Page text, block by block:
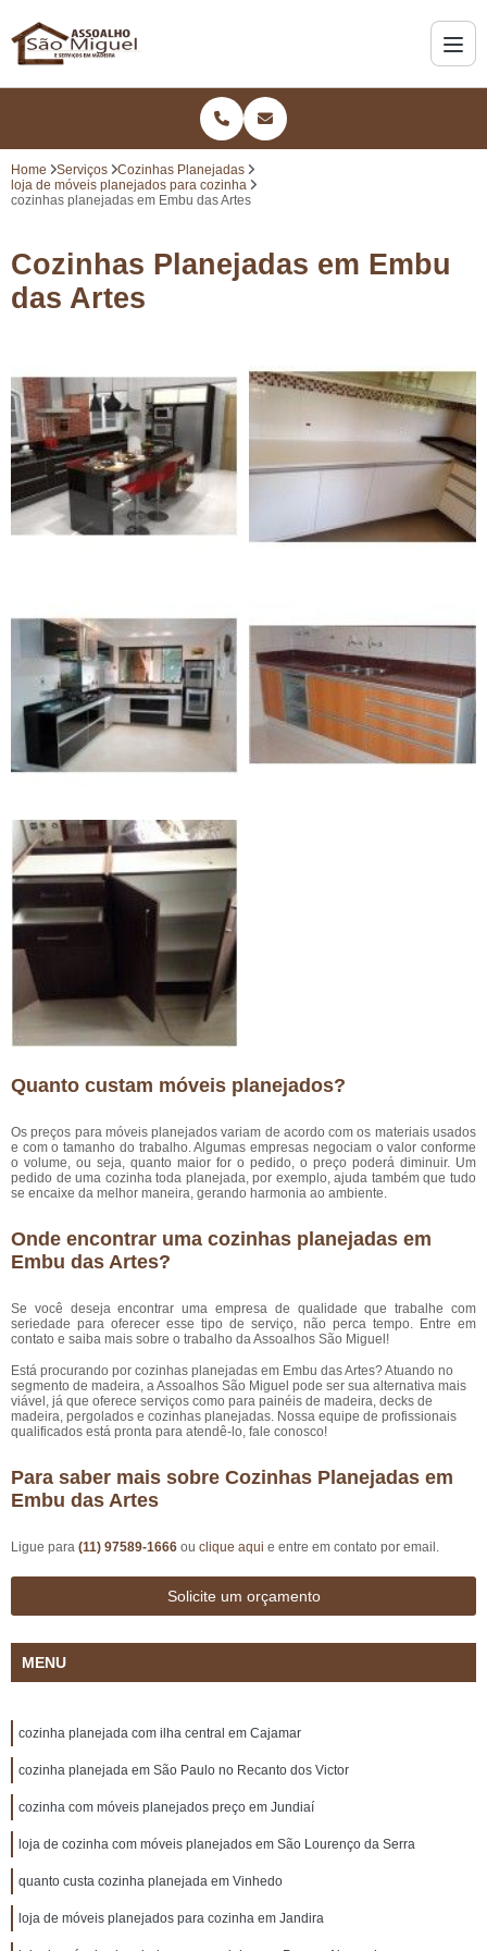
Home Serviços
Cozinhas Planejadas
loja de móveis planejados para cozinha
cozinhas planejadas em Embu das Artes
Cozinhas Planejadas em Embu
das Artes
Quanto custam móveis planejados?
Os preços para móveis planejados variam de acordo com os materiais usados
e com o tamanho do trabalho. Algumas empresas negociam o valor conforme
o volume, ou seja, quanto maior for o pedido, o preço poderá diminuir. Um
pedido de uma cozinha toda planejada, por exemplo, ajuda também que tudo
se encaixe da melhor maneira, gerando harmonia ao ambiente.
Onde encontrar uma cozinhas planejadas em
Embu das Artes?
Se você deseja encontrar uma empresa de qualidade que trabalhe com
seriedade para oferecer esse tipo de serviço, não perca tempo. Entre em
contato e saiba mais sobre o trabalho da Assoalhos São Miguel!
Está procurando por cozinhas planejadas em Embu das Artes? Atuando no
segmento de madeira, a Assoalhos São Miguel pode ser sua alternativa mais
viável, já que oferece serviços como para painéis de madeira, decks de
madeira, pergolados e cozinhas planejadas. Nossa equipe de profissionais
qualificados está pronta para atendê-lo, fale conosco!
Para saber mais sobre Cozinhas Planejadas em
Embu das Artes
Ligue para (11) 97589-1666 ou clique aqui e entre em contato por email.
Solicite um orçamento
MENU
cozinha planejada com ilha central em Cajamar
cozinha planejada em São Paulo no Recanto dos Victor
cozinha com móveis planejados preço em Jundiaí
loja de cozinha com móveis planejados em São Lourenço da Serra
quanto custa cozinha planejada em Vinhedo
loja de móveis planejados para cozinha em Jandira